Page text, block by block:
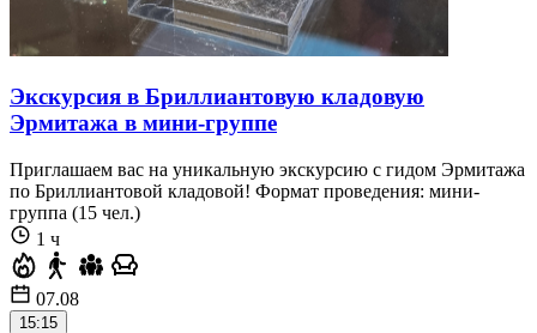
Экскурсия в Бриллиантовую кладовую
Эрмитажа в мини-группе
Приглашаем вас на уникальную экскурсию с гидом Эрмитажа
по Бриллиантовой кладовой! Формат проведения: мини-
группа (15 чел.)
1 ч
07.08
15:15